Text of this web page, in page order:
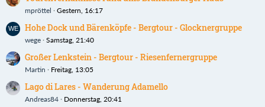
mpröttel Gestern, 16:17
Hohe Dock und Bärenköpfe - Bergtour - Glocknergruppe
wege Samstag, 21:40
Großer Lenkstein - Bergtour - Riesenfernergruppe
Martin Freitag, 13:05
Lago di Lares - Wanderung Adamello
Andreas84 Donnerstag, 20:41